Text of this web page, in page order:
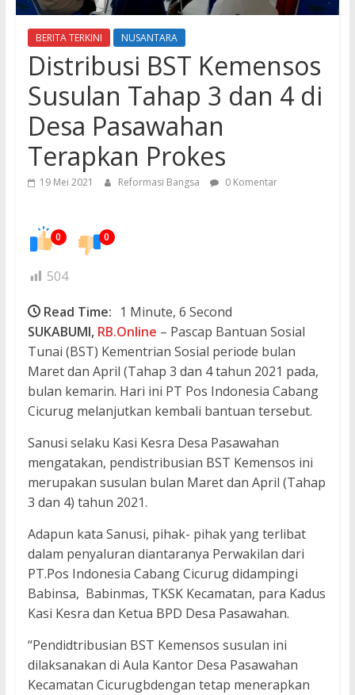
BERITA TERKINI NUSANTARA
Distribusi BST Kemensos
Susulan Tahap 3 dan 4 di
Desa Pasawahan
Terapkan Prokes
19 Mei 2021 Reformasi Bangsa 0 Komentar
0 0
504
Read Time: 1 Minute, 6 Second
SUKABUMI, RB.Online – Pascap Bantuan Sosial
Tunai (BST) Kementrian Sosial periode bulan
Maret dan April (Tahap 3 dan 4 tahun 2021 pada,
bulan kemarin. Hari ini PT Pos Indonesia Cabang
Cicurug melanjutkan kembali bantuan tersebut.
Sanusi selaku Kasi Kesra Desa Pasawahan
mengatakan, pendistribusian BST Kemensos ini
merupakan susulan bulan Maret dan April (Tahap
3 dan 4) tahun 2021.
Adapun kata Sanusi, pihak- pihak yang terlibat
dalam penyaluran diantaranya Perwakilan dari
PT.Pos Indonesia Cabang Cicurug didampingi
Babinsa, Babinmas, TKSK Kecamatan, para Kadus
Kasi Kesra dan Ketua BPD Desa Pasawahan.
“Pendidtribusian BST Kemensos susulan ini
dilaksanakan di Aula Kantor Desa Pasawahan
Kecamatan Cicurugbdengan tetap menerapkan